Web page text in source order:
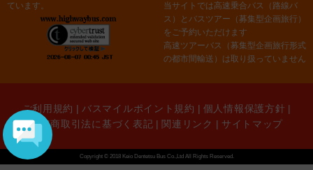
ています。
当サイトでは高速乗合バス（路線バ
ス）とバスツアー（募集型企画旅行）
をご予約いただけます
高速ツアーバス（募集型企画旅行形式
の都市間輸送）は取り扱っていません
ご利用規約 | バスマイルポイント規約 | 個人情報保護方針 |
特定商取引法に基づく表記 | 関連リンク | サイトマップ
Copyright © 2018 Keio Dentetsu Bus Co.,Ltd All Rights Reserved.